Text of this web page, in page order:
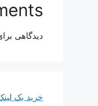
دیدگاهی
خرید بک